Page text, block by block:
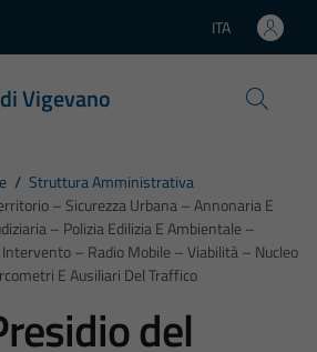
Lingua attiva:
ITA
Vigevano
/ Struttura Amministrativa
– Sicurezza Urbana – Annonaria E
– Polizia Edilizia E Ambientale –
– Radio Mobile – Viabilità – Nucleo
E Ausiliari Del Traffico
del